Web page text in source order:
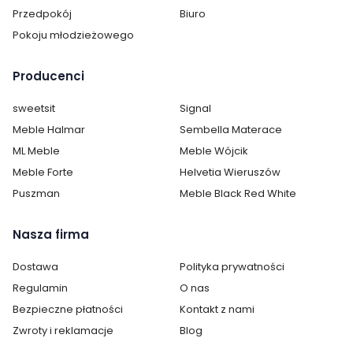
Twardość H4 dedykowana jest osobom o wadze powyżej 100
kg
Przy wyborze twardości materace należy kierować się
przede wszystkim własnymi preferencjami.
Zalety:
Wykonany z tkaniny pikowanej jednostronnie pianką
Jest idealny dla alergików, ma właściwości
antybakteryjne i antygrzybiczne,
kurzu,
najwyższy komfort snu.
Przedpokój
Biuro
Pokoju młodzieżowego
Producenci
sweetsit
Signal
Meble Halmar
Sembella Materace
ML Meble
Meble Wójcik
Meble Forte
Helvetia Wieruszów
Puszman
Meble Black Red White
Nasza firma
Dostawa
Polityka prywatności
Regulamin
O nas
Bezpieczne płatności
Kontakt z nami
Zwroty i reklamacje
Blog